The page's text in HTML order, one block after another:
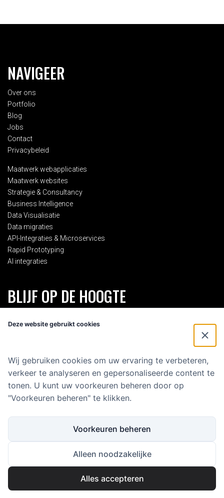
NAVIGEER
Over ons
Portfolio
Blog
Jobs
Contact
Privacybeleid
Maatwerk webapplicaties
Maatwerk websites
Strategie & Consultancy
Business Intelligence
Data Visualisatie
Data migraties
API-Integraties & Microservices
Rapid Prototyping
AI integraties
BLIJF OP DE HOOGTE
hoogte van alles rondom Eenvoud.
E-mailadres
Copyright 2025 Eenvoud Media B.V.
KVK: 59646500
Deze website gebruikt cookies
Wij gebruiken cookies om uw ervaring te verbeteren,
verkeer te analyseren en gepersonaliseerde content te
tonen. U kunt uw voorkeuren beheren door op
"Voorkeuren beheren" te klikken.
Voorkeuren beheren
Alleen noodzakelijke
Alles accepteren